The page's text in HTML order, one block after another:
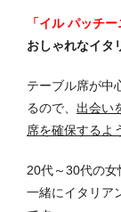
「イル パッチー
おしゃれなイタ
テーブル席が中
るので、 出会い
席を確保するよ
20代～30代の
一緒にイタリア